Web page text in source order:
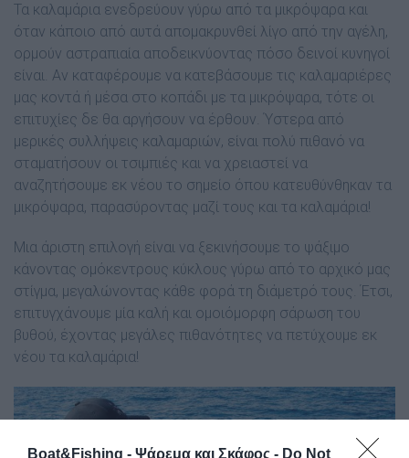
Boat&Fishing - Ψάρεμα και Σκάφος - Do Not
Τα καλαµάρια ενεδρεύουν γύρω από τα µικρόψαρα και
όταν κάποιο από αυτά αποµακρυνθεί λίγο από την αγέλη,
ορµούν αστραπιαία αποδεικνύοντας πόσο δεινοί κυνηγοί
είναι. Αν καταφέρουµε να κατεβάσουµε τις καλαµαριέρες
µας κοντά ή µέσα στο κοπάδι µε τα µικρόψαρα, τότε οι
επιτυχίες δε θα αργήσουν να έρθουν. Ύστερα από
µερικές συλλήψεις καλαµαριών, είναι πολύ πιθανό να
σταµατήσουν οι τσιµπιές και να χρειαστεί να
αναζητήσουµε εκ νέου το σηµείο όπου κατευθύνθηκαν τα
µικρόψαρα, παρασύροντας µαζί τους και τα καλαµάρια!
Μια άριστη επιλογή είναι να ξεκινήσουµε το ψάξιµο
κάνοντας οµόκεντρους κύκλους γύρω από το αρχικό µας
στίγµα, µεγαλώνοντας κάθε φορά τη διάµετρό τους. Έτσι,
επιτυγχάνουµε µία καλή και οµοιόµορφη σάρωση του
βυθού, έχοντας µεγάλες πιθανότητες να πετύχουµε εκ
νέου τα καλαµάρια!